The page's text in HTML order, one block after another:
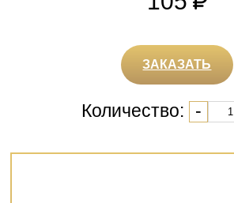
ЗАКАЗАТЬ
Количество: -